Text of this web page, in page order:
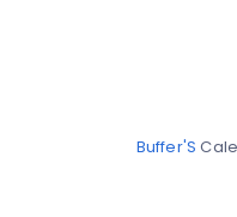
Buffer'S